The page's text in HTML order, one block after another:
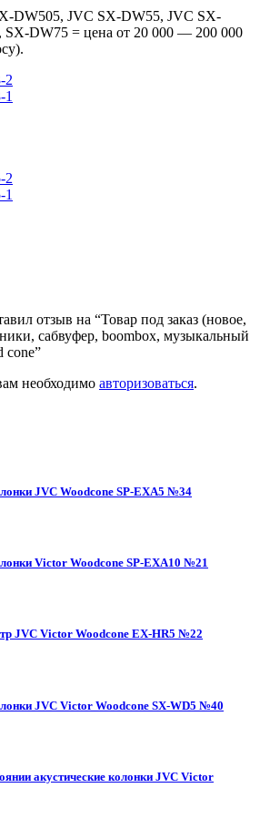
DW505, JVC SX-DW55, JVC SX-
DW75 = цена от 20 000 — 200 000
2
1
2
1
отзыв на “Товар под заказ (новое,
сабвуфер, boombox, музыкальный
cone”
необходимо авторизоваться.
JVC Woodcone SP-EXA5 №34
Victor Woodcone SP-EXA10 №21
JVC Victor Woodcone EX-HR5 №22
JVC Victor Woodcone SX-WD5 №40
акустические колонки JVC Victor